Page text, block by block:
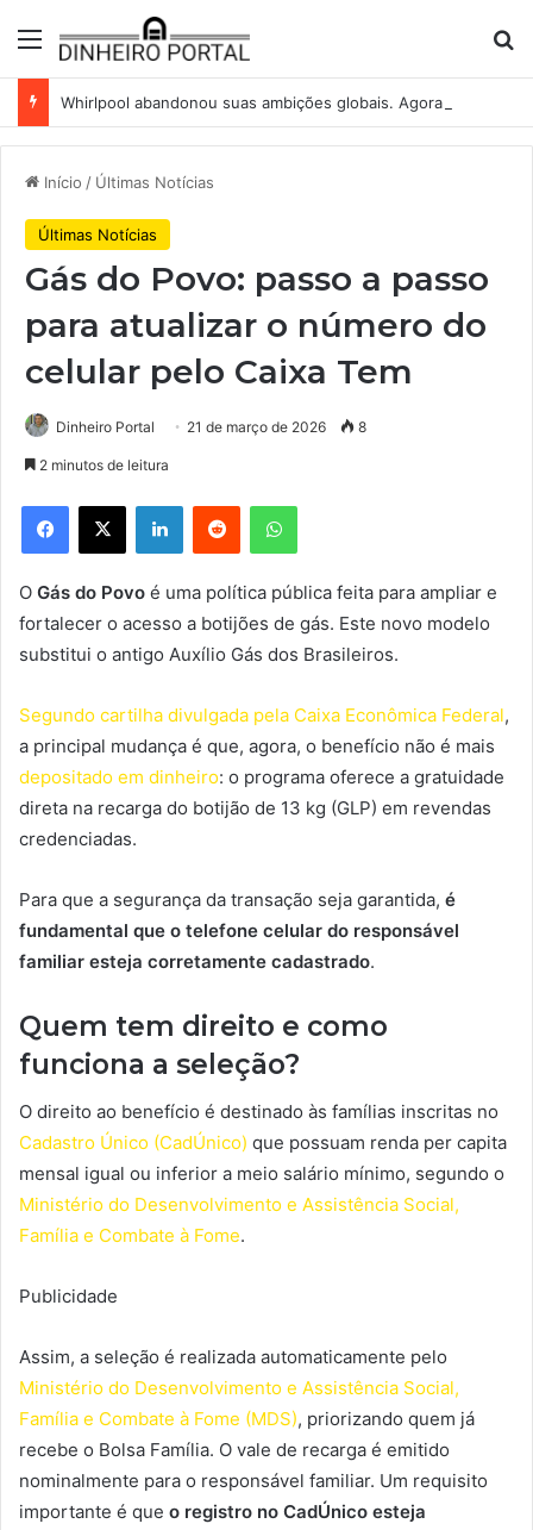
Menu
Início / Últimas Notícias
Últimas Notícias
Gás do Povo: passo a passo
para atualizar o número do
celular pelo Caixa Tem
Dinheiro Portal 21 de março de 2026 8
2 minutos de leitura
Facebook
X LinkedinReddit WhatsApp
O Gás do Povo é uma política pública feita para ampliar e
fortalecer o acesso a botijões de gás. Este novo modelo
substitui o antigo Auxílio Gás dos Brasileiros.
Segundo cartilha divulgada pela Caixa Econômica Federal,
a principal mudança é que, agora, o benefício não é mais
depositado em dinheiro: o programa oferece a gratuidade
direta na recarga do botijão de 13 kg (GLP) em revendas
credenciadas.
Para que a segurança da transação seja garantida, é
fundamental que o telefone celular do responsável
familiar esteja corretamente cadastrado.
Quem tem direito e como
funciona a seleção?
O direito ao benefício é destinado às famílias inscritas no
Cadastro Único (CadÚnico) que possuam renda per capita
mensal igual ou inferior a meio salário mínimo, segundo o
Ministério do Desenvolvimento e Assistência Social,
Família e Combate à Fome.
Publicidade
Assim, a seleção é realizada automaticamente pelo
Ministério do Desenvolvimento e Assistência Social,
Família e Combate à Fome (MDS), priorizando quem já
recebe o Bolsa Família. O vale de recarga é emitido
nominalmente para o responsável familiar. Um requisito
importante é que o registro no CadÚnico esteja